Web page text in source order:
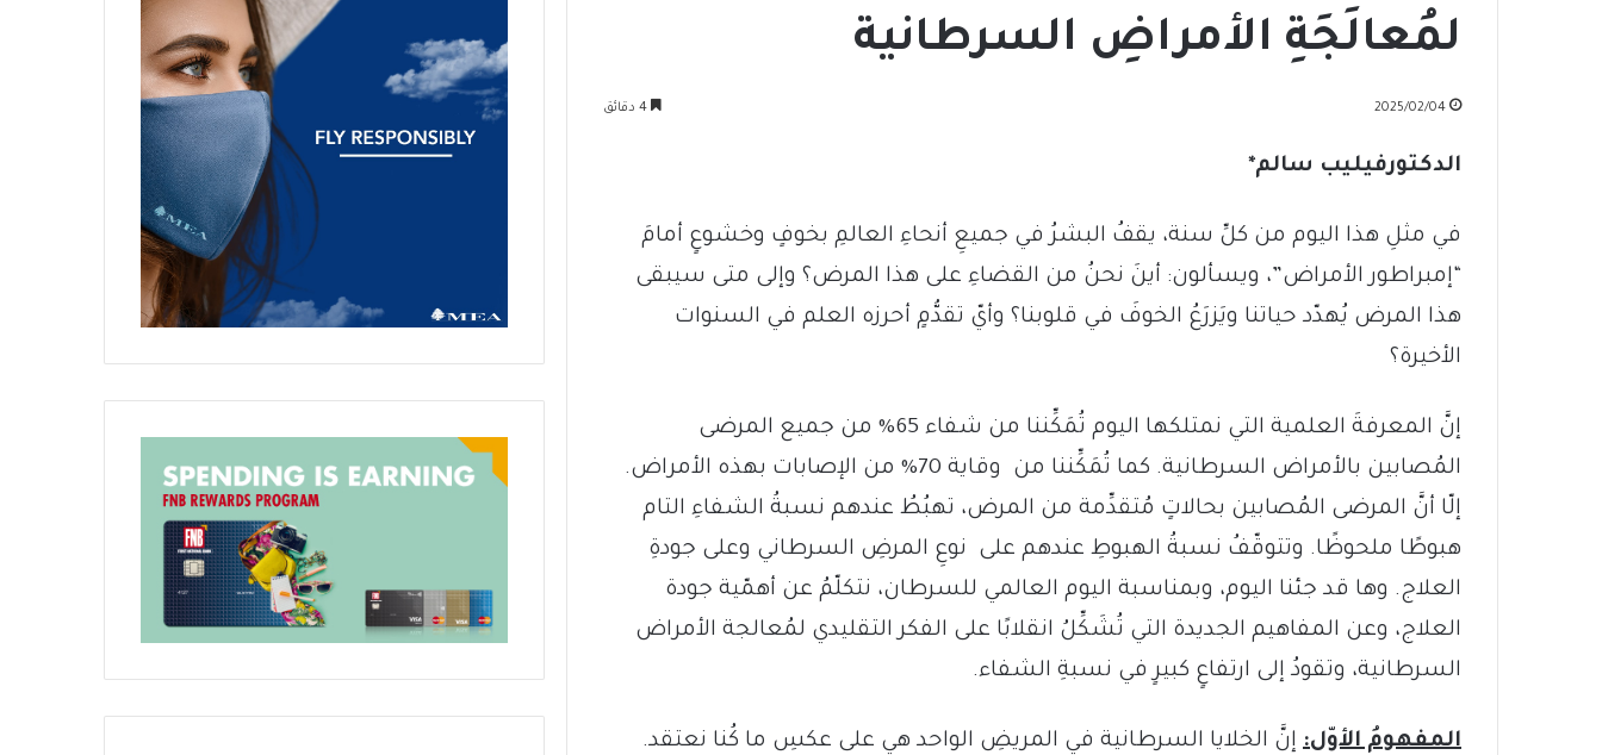
لمُعالَجَةِ الأمراضِ السرطانية
2025/02/04
الدكتورفيليب سالم*
‏في مثلِ هذا اليوم من كلِّ سنة، يقفُ البشرُ في جميعِ أنحاءِ العالمِ بخوفٍ وخشوعٍ أمامَ
“إمبراطور الأمراض”، ويسألون: أينَ نحنُ من القضاءِ على هذا المرض؟ وإلى متى سيبقى
هذا المرض يُهدّد حياتنا ويَزرَعُ الخوفَ في قلوبنا؟ وأيّ تقدُّمٍ أحرزه العلم في السنوات
الأخيرة؟
‏إنَّ المعرفةَ العلمية التي نمتلكها اليوم تُمَكِّننا من شفاء 65% من جميع المرضى
المُصابين بالأمراض السرطانية. كما تُمَكِّننا من وقاية 70% من الإصابات بهذه الأمراض.
إلّا أنَّ المرضى المُصابين بحالاتٍ مُتقدِّمة من المرض، تهبُطُ عندهم نسبةُ الشفاءِ التام
هبوطًا ملحوظًا. وتتوقّفُ نسبةُ الهبوطِ عندهم على نوعِ المرضِ السرطاني وعلى جودةِ
العلاج. وها قد جئنا اليوم، وبمناسبة اليوم العالمي للسرطان، نتكلّمُ عن أهمّية جودة
العلاج، وعن المفاهيم الجديدة التي تُشَكِّلُ انقلابًا على الفكر التقليدي لمُعالجة الأمراض
السرطانية، وتقودُ إلى ارتفاعٍ كبيرٍ في نسبةِ الشفاء.
المفهومُ الأوّل: إنَّ الخلايا السرطانية في المريضِ الواحد هي على عكسِ ما كُنا نعتقد.